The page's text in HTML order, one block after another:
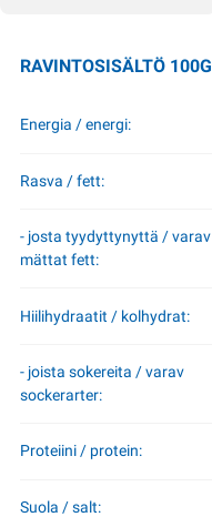
RAVINTOSISÄLTÖ 100G
Energia / energi:
Rasva / fett:
- josta tyydyttynyttä / varav
mättat fett:
Hiilihydraatit / kolhydrat:
- joista sokereita / varav
sockerarter:
Proteiini / protein:
Suola / salt: